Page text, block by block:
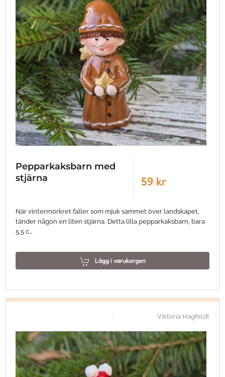
Pepparkaksbarn med
stjärna
59 kr
När vintermörkret faller som mjuk sammet över landskapet,
tänder någon en liten stjärna. Detta lilla pepparkaksbarn, bara
5,5 c…
Lägg i varukorgen
Viktoria Hagfeldt